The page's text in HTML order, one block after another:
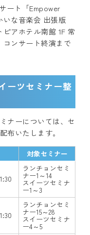
ート「Empower
いな音楽会 出張版
アホテル南館 1F 常
ンサート終演まで
ーツセミナー整
ナーについては、セ
布いたします。
対象セミナー
ランチョンセミ
ナー1～14
スイーツセミナ
ー1～3
ランチョンセミ
ナー15～28
スイーツセミナ
ー4～5